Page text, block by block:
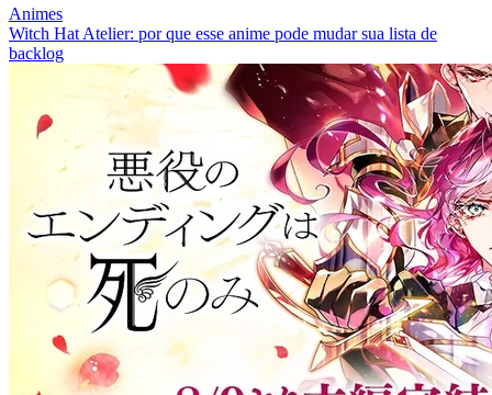
Animes
Witch Hat Atelier: por que esse anime pode mudar sua lista de
backlog